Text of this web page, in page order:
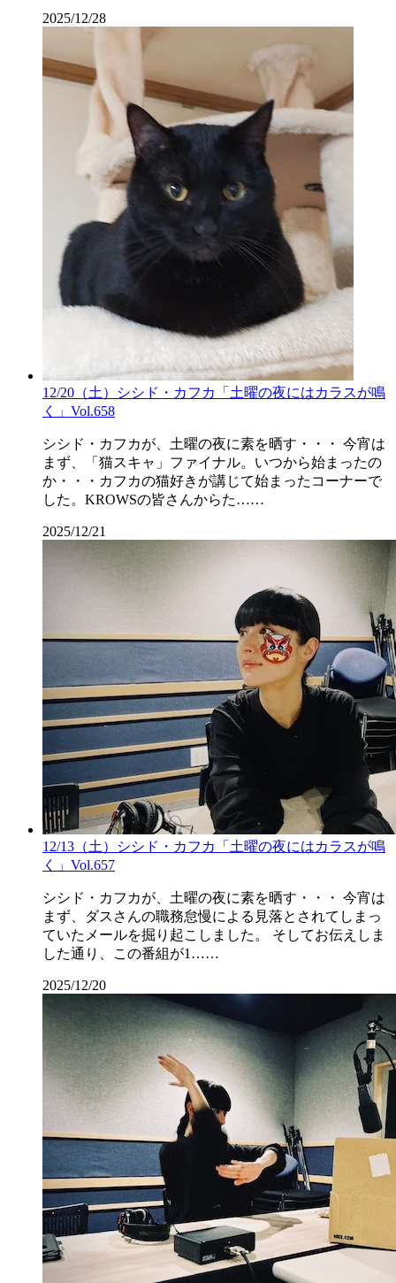
2025/12/28
12/20（土）シシド・カフカ「土曜の夜にはカラスが鳴
く」Vol.658
シシド・カフカが、土曜の夜に素を晒す・・・ 今宵は
まず、「猫スキャ」ファイナル。いつから始まったの
か・・・カフカの猫好きが講じて始まったコーナーで
した。KROWSの皆さんからた……
2025/12/21
12/13（土）シシド・カフカ「土曜の夜にはカラスが鳴
く」Vol.657
シシド・カフカが、土曜の夜に素を晒す・・・ 今宵は
まず、ダスさんの職務怠慢による見落とされてしまっ
ていたメールを掘り起こしました。 そしてお伝えしま
した通り、この番組が1……
2025/12/20